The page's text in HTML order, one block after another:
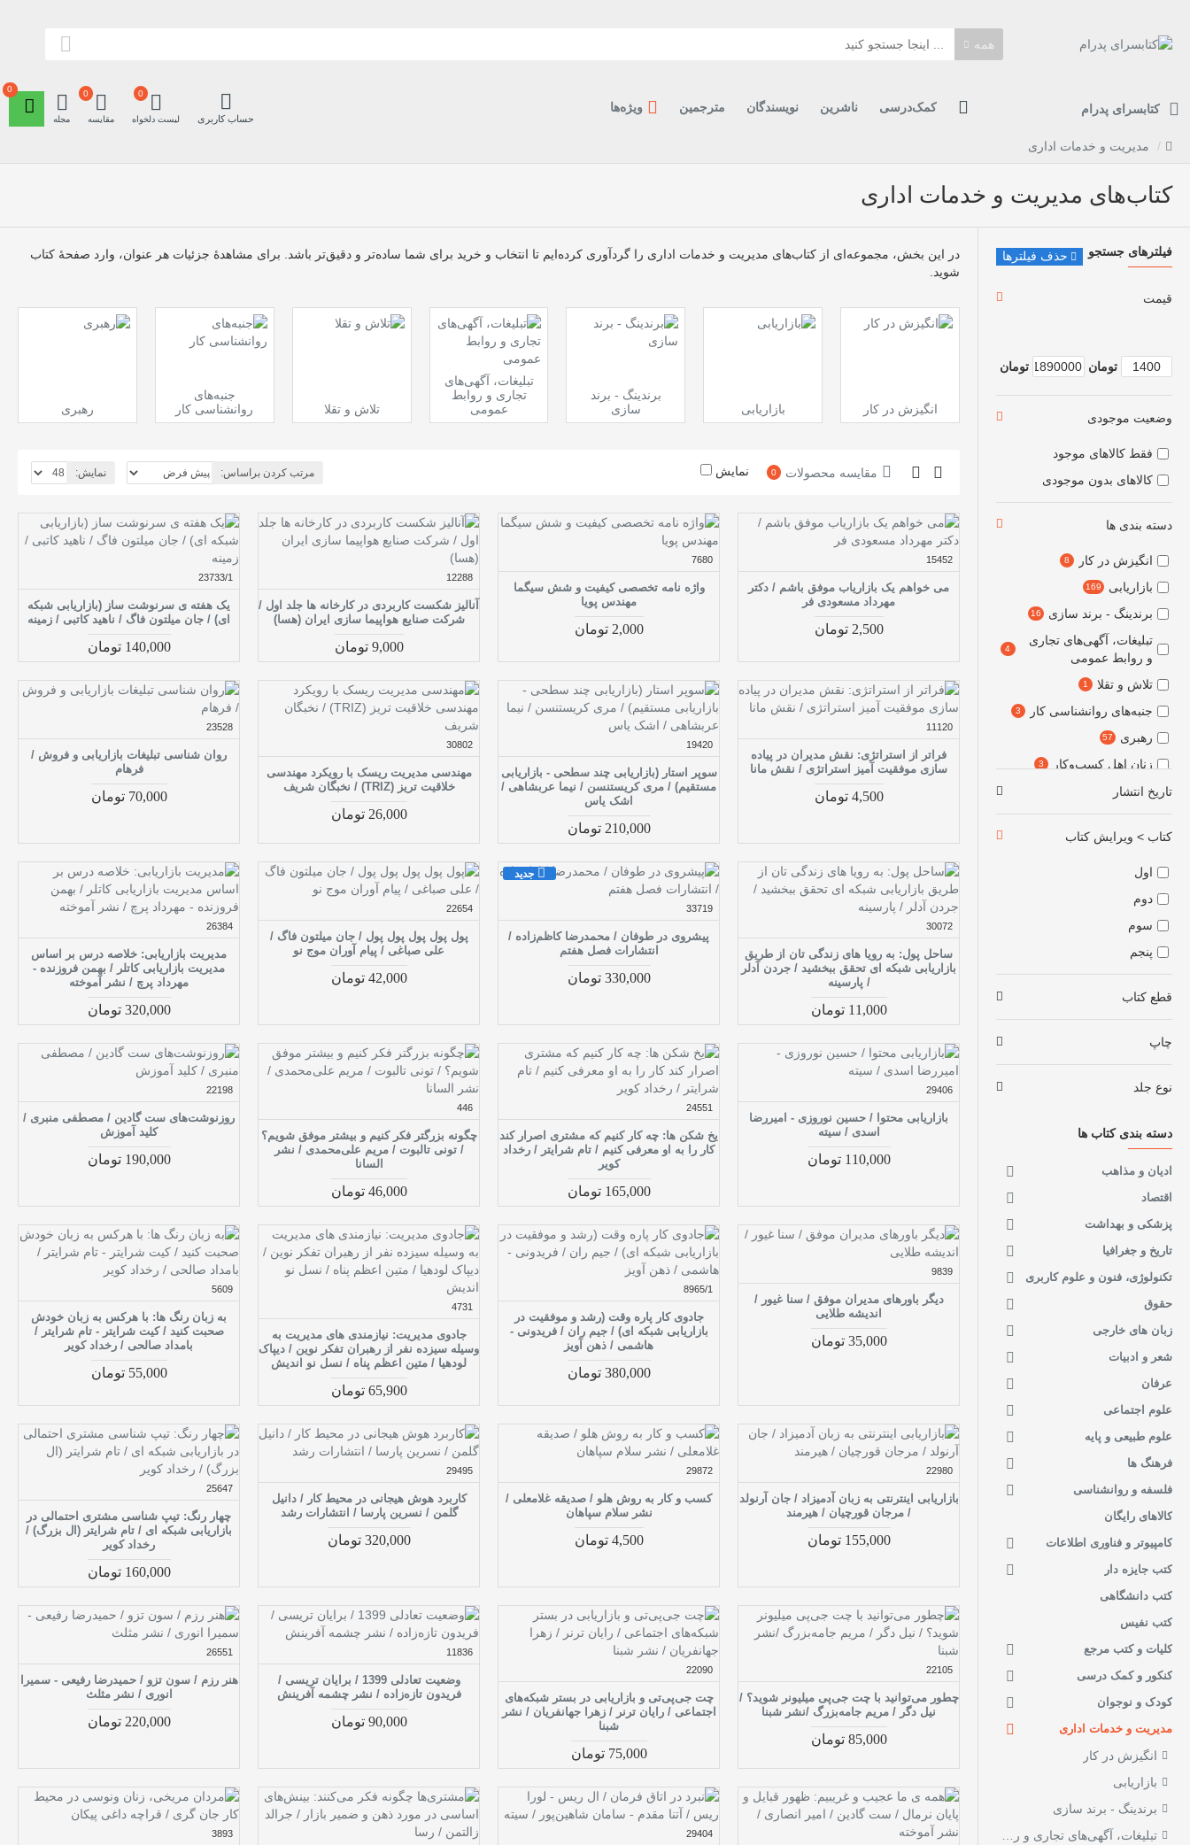
همه
کتابسرای پدرام کمک‌درسی ناشرین نویسندگان مترجمین ویژه‌ها
حساب کاربری لیست دلخواه
0
مقایسه
0
مجله
0
مدیریت و خدمات اداری
کتاب‌های مدیریت و خدمات اداری
فیلترهای جستجو حذف فیلترها
قیمت
تومان تومان
دسته بندی ها
انگیزش در کار 8
بازاریابی 169
برندینگ - برند سازی 16
تبلیغات، آگهی‌های تجاری
و روابط عمومی
4
تلاش و تقلا 1
جنبه‌های روانشناسی کار 3
رهبری 57
زنان اهل کسب‌و‌کار 3
شرکت‌های اقتصادی جدید
علوم انسانی - مدیریت 3
فروشندگی 26
مدیریت
مدیریت - آداب کسب‌وکار
مدیریت - ارتباط با
مدیریت - اندیشه و تفکر
مدیریت - بهره‌وری کار
کسب‌وکار
مدیریت - تحول سازمانی
مدیریت - تصمیم‌گیری
مدیریت - تغییر شغل
مدیریت - تمرکز در کار
مدیریت - توسعه اقتصادی 1
مدیریت - جلسات
مدیریت - جنبه‌های
روانشناسی
مدیریت - حسابداری و
امور مالی
5
مدیریت - خدمات
مشتریان
مدیریت - خرده‌فروشی
مدیریت - خلاقیت در
کسب‌وکار
مدیریت - رفتار سازمانی
مدیریت - رفتار، تغییر و
تعدیل
1
مدیریت - سخنرانی -
معرفی و ارایه
مدیریت - سرپرستی
کارکنان
مدیریت - شبکه‌های
1
مدیریت - شبکه‌های
شغلی
مدیریت - قابلیت اجرایی
مدیریت - مذاکره و
ارتباطات
مدیریت - مربیگری و
تاریخ انتشار
کتاب > ویرایش کتاب
اول
دوم
سوم
پنجم
قطع کتاب
چاپ
نوع جلد
وضعیت موجودی
فقط کالاهای موجود
کالاهای بدون موجودی
دسته بندی کتاب ها
ادیان و مذاهب
اقتصاد
پزشکی و بهداشت
تاریخ و جغرافیا
تکنولوژی، فنون و علوم کاربری
حقوق
زبان های خارجی
شعر و ادبیات
عرفان
علوم اجتماعی
علوم طبیعی و پایه
فرهنگ ها
فلسفه و روانشناسی
کالاهای رایگان
کامپیوتر و فناوری اطلاعات
کتب جایزه دار
کتب دانشگاهی
کتب نفیس
کلیات و کتب مرجع
کنکور و کمک درسی
کودک و نوجوان
مدیریت و خدمات اداری
انگیزش در کار
بازاریابی
برندینگ - برند سازی
در این بخش، مجموعه‌ای از کتاب‌های مدیریت و خدمات اداری را گردآوری کرده‌ایم تا انتخاب و خرید برای شما ساده‌تر و دقیق‌تر باشد. برای مشاهدهٔ جزئیات هر عنوان، وارد صفحهٔ کتاب
شوید.
انگیزش در کار بازاریابی
برندینگ - برند
سازی
تبلیغات، آگهی‌های
تجاری و روابط
عمومی
تلاش و تقلا
جنبه‌های
روانشناسی کار
رهبری
مقایسه محصولات 0 نمایش مرتب کردن براساس: نمایش:
15452
می خواهم یک بازاریاب موفق باشم / دکتر
مهرداد مسعودی فر
2,500 تومان
7680
واژه نامه تخصصی کیفیت و شش سیگما
مهندس پویا
2,000 تومان
12288
آنالیز شکست کاربردی در کارخانه ها جلد اول /
شرکت صنایع هواپیما سازی ایران (هسا)
9,000 تومان
23733/1
یک هفته ی سرنوشت ساز (بازاریابی شبکه
ای) / جان میلتون فاگ / ناهید کاتبی / زمینه
140,000 تومان
11120
فراتر از استراتژی: نقش مدیران در پیاده
سازی موفقیت آمیز استراتژی / نقش مانا
4,500 تومان
19420
سوپر استار (بازاریابی چند سطحی - بازاریابی
مستقیم) / مری کریستنسن / نیما عربشاهی /
اشک یاس
210,000 تومان
30802
مهندسی مدیریت ریسک با رویکرد مهندسی
خلاقیت تریز (TRIZ) / نخبگان شریف
26,000 تومان
23528
روان شناسی تبلیغات بازاریابی و فروش /
فرهام
70,000 تومان
30072
ساحل پول: به رویا های زندگی تان از طریق
بازاریابی شبکه ای تحقق ببخشید / جردن آدلر
/ پارسینه
11,000 تومان
جدید
33719
پیشروی در طوفان / محمدرضا کاظم‌زاده /
انتشارات فصل هفتم
330,000 تومان
22654
پول پول پول پول پول / جان میلتون فاگ /
علی صباغی / پیام آوران موج نو
42,000 تومان
26384
مدیریت بازاریابی: خلاصه درس بر اساس
مدیریت بازاریابی کاتلر / بهمن فروزنده -
مهرداد پرچ / نشر آموخته
320,000 تومان
29406
بازاریابی محتوا / حسین نوروزی - امیررضا
اسدی / سیته
110,000 تومان
24551
یخ شکن ها: چه کار کنیم که مشتری اصرار کند
کار را به او معرفی کنیم / تام شرایتر / رخداد
کویر
165,000 تومان
446
چگونه بزرگتر فکر کنیم و بیشتر موفق شویم؟
/ تونی تالبوت / مریم علی‌محمدی / نشر
السانا
46,000 تومان
22198
روزنوشت‌های ست گادین / مصطفی منبری /
کلید آموزش
190,000 تومان
9839
دیگر باورهای مدیران موفق / سنا غیور /
اندیشه طلایی
35,000 تومان
8965/1
جادوی کار پاره وقت (رشد و موفقیت در
بازاریابی شبکه ای) / جیم ران / فریدونی -
هاشمی / ذهن آویز
380,000 تومان
4731
جادوی مدیریت: نیازمندی های مدیریت به
وسیله سیزده نفر از رهبران تفکر نوین / دیپاک
لودهیا / متین اعظم پناه / نسل نو اندیش
65,900 تومان
5609
به زبان رنگ ها: با هرکس به زبان خودش
صحبت کنید / کیت شرایتر - تام شرایتر /
بامداد صالحی / رخداد کویر
55,000 تومان
22980
بازاریابی اینترنتی به زبان آدمیزاد / جان آرنولد
/ مرجان قورچیان / هیرمند
155,000 تومان
29872
کسب و کار به روش هلو / صدیقه غلامعلی /
نشر سلام سپاهان
4,500 تومان
29495
کاربرد هوش هیجانی در محیط کار / دانیل
گلمن / نسرین پارسا / انتشارات رشد
320,000 تومان
25647
چهار رنگ: تیپ شناسی مشتری احتمالی در
بازاریابی شبکه ای / تام شرایتر (ال بزرگ) /
رخداد کویر
160,000 تومان
22105
چطور می‌توانید با چت جی‌پی‌ میلیونر شوید؟ /
نیل دگر / مریم جامه‌بزرگ /نشر شبنا
85,000 تومان
22090
چت جی‌پی‌تی و بازاریابی در بستر شبکه‌های
اجتماعی / رایان ترنر / زهرا جهانفریان / نشر
شبنا
75,000 تومان
11836
وضعیت تعادلی 1399 / برایان تریسی /
فریدون تازه‌زاده / نشر چشمه آفرینش
90,000 تومان
26551
هنر رزم / سون تزو / حمیدرضا رفیعی - سمیرا
انوری / نشر مثلث
220,000 تومان
29404
3893